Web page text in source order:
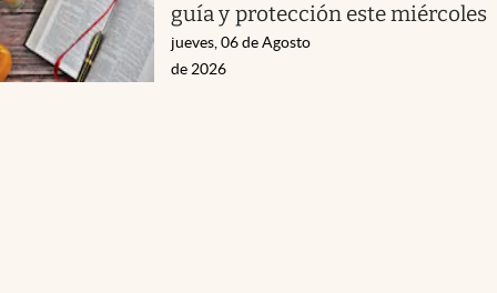
guía y protección este miércoles
jueves, 06 de Agosto
de 2026